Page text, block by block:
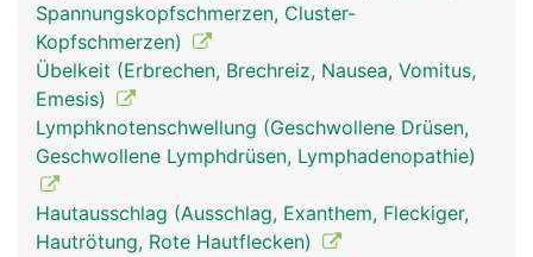
Spannungskopfschmerzen, Cluster-
Kopfschmerzen)
Übelkeit (Erbrechen, Brechreiz, Nausea, Vomitus,
Emesis)
Lymphknotenschwellung (Geschwollene Drüsen,
Geschwollene Lymphdrüsen, Lymphadenopathie)
Hautausschlag (Ausschlag, Exanthem, Fleckiger,
Hautrötung, Rote Hautflecken)